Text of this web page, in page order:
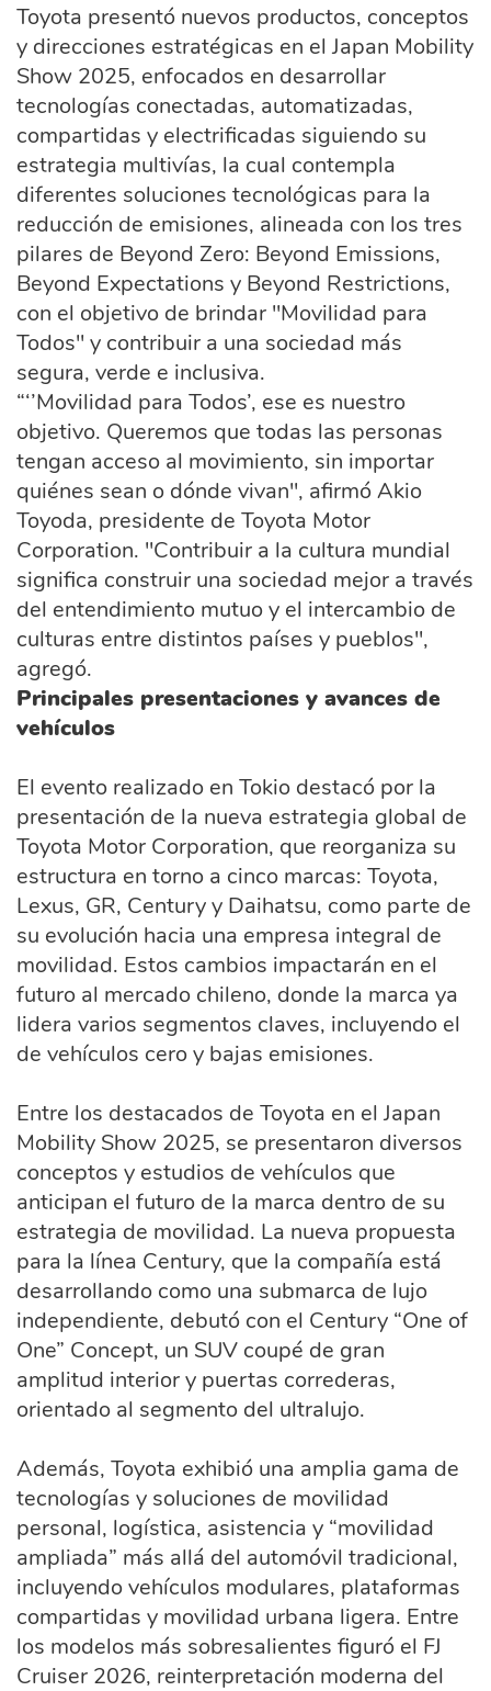
Toyota presentó nuevos productos, conceptos
y direcciones estratégicas en el Japan Mobility
Show 2025, enfocados en desarrollar
tecnologías conectadas, automatizadas,
compartidas y electrificadas siguiendo su
estrategia multivías, la cual contempla
diferentes soluciones tecnológicas para la
reducción de emisiones, alineada con los tres
pilares de Beyond Zero: Beyond Emissions,
Beyond Expectations y Beyond Restrictions,
con el objetivo de brindar "Movilidad para
Todos" y contribuir a una sociedad más
segura, verde e inclusiva.
“‘’Movilidad para Todos’, ese es nuestro
objetivo. Queremos que todas las personas
tengan acceso al movimiento, sin importar
quiénes sean o dónde vivan", afirmó Akio
Toyoda, presidente de Toyota Motor
Corporation. "Contribuir a la cultura mundial
significa construir una sociedad mejor a través
del entendimiento mutuo y el intercambio de
culturas entre distintos países y pueblos",
agregó.
Principales presentaciones y avances de
vehículos
El evento realizado en Tokio destacó por la
presentación de la nueva estrategia global de
Toyota Motor Corporation, que reorganiza su
estructura en torno a cinco marcas: Toyota,
Lexus, GR, Century y Daihatsu, como parte de
su evolución hacia una empresa integral de
movilidad. Estos cambios impactarán en el
futuro al mercado chileno, donde la marca ya
lidera varios segmentos claves, incluyendo el
de vehículos cero y bajas emisiones.
Entre los destacados de Toyota en el Japan
Mobility Show 2025, se presentaron diversos
conceptos y estudios de vehículos que
anticipan el futuro de la marca dentro de su
estrategia de movilidad. La nueva propuesta
para la línea Century, que la compañía está
desarrollando como una submarca de lujo
independiente, debutó con el Century “One of
One” Concept, un SUV coupé de gran
amplitud interior y puertas correderas,
orientado al segmento del ultralujo.
Además, Toyota exhibió una amplia gama de
tecnologías y soluciones de movilidad
personal, logística, asistencia y “movilidad
ampliada” más allá del automóvil tradicional,
incluyendo vehículos modulares, plataformas
compartidas y movilidad urbana ligera. Entre
los modelos más sobresalientes figuró el FJ
Cruiser 2026, reinterpretación moderna del